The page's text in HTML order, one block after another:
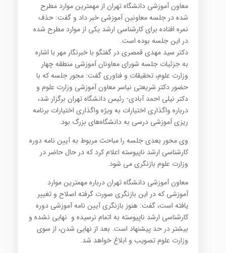
معاون آموزشی دانشگاه تهران از مهمترین موارد مطرح
شده در جلسه معاونین آموزشی خبر داد و گفت: حذف
نمره افتاده برای کارشناسی ارشد یکی از موارد مطرح شده
در این جلسه بوده است.
دکتر سید مهدی قمصری در گفتگو با خبرنگار مهر با اشاره
به جزئیات جلسه شورای معاونان آموزشی منطقه چهار
وزارت علوم، تحقیقات و فناوری گفت: محور جلسه که با
حضور دکتر شریعتی نیاسر معاون آموزشی وزارت علوم و
دکتر نیلی احمد آبادی- رئیس دانشگاه تهران برگزار شد،
درباره واگذاری اختیارات به ویژه واگذاری اختیارات برنامه
ریزی آموزشی درسی به دانشگاه‌های بزرگ بود.
وی محور بعدی جلسه را مباحث مربوط به آیین نامه دوره
کارشناسی ارشد ناپیوسته اعلام کرد که در حال حاضر در
وزارت علوم بازنگری می شود.
معاون آموزشی دانشگاه تهران درباره مهمترین موارد
آموزشی که در این بازنگری صورت گرفته اصلاح و تغییر
یافته است، گفت: هنوز بازنگری آیین نامه آموزشی دوره
کارشناسی ارشد ناپیوسته به اتمام نرسیده و نهایی نشده و
بیشتر در حد پیشنهاد است. بعد از نهایی شدن، از سوی
وزارت علوم تصویب و ابلاغ خواهد شد.